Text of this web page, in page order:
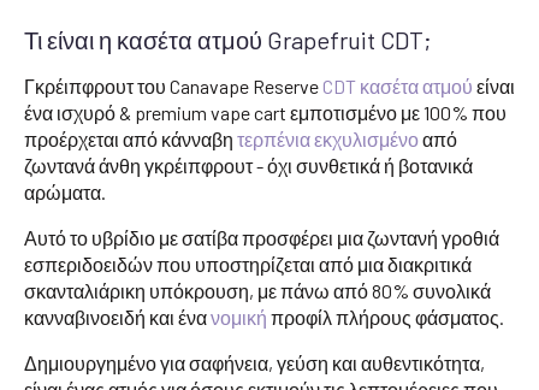
Τι είναι η κασέτα ατμού Grapefruit CDT;
Γκρέιπφρουτ του Canavape Reserve CDT κασέτα ατμού είναι
ένα ισχυρό & premium vape cart εμποτισμένο με 100% που
προέρχεται από κάνναβη τερπένιαεκχυλισμένοαπό
ζωντανά άνθη γκρέιπφρουτ - όχι συνθετικά ή βοτανικά
αρώματα.
Αυτό το υβρίδιο με σατίβα προσφέρει μια ζωντανή γροθιά
εσπεριδοειδών που υποστηρίζεται από μια διακριτικά
σκανταλιάρικη υπόκρουση, με πάνω από 80% συνολικά
κανναβινοειδή και ένανομική προφίλ πλήρους φάσματος.
Δημιουργημένο για σαφήνεια, γεύση και αυθεντικότητα,